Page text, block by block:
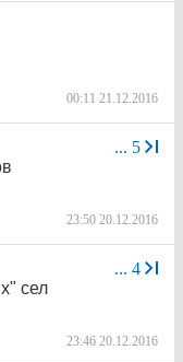
00:11 21.12.2016
... 5
23:50 20.12.2016
... 4
сел
23:46 20.12.2016